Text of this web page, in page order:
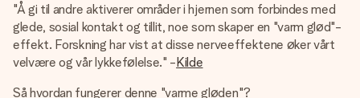
"Å gi til andre aktiverer områder i hjernen som forbindes med
glede, sosial kontakt og tillit, noe som skaper en "varm glød"-
effekt. Forskning har vist at disse nerveeffektene øker vårt
velvære og vår lykkefølelse." -Kilde
Så hvordan fungerer denne "varme gløden"?